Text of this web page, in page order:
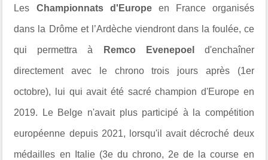
Les Championnats d'Europeen France organisés
dans la Drôme et l’Ardèche viendront dans la foulée, ce
qui permettra à Remco Evenepoel d'enchaîner
directement avec le chrono trois jours après (1er
octobre), lui qui avait été sacré champion d'Europe en
2019. Le Belge n'avait plus participé à la compétition
européenne depuis 2021, lorsqu'il avait décroché deux
médailles en Italie (3e du chrono, 2e de la course en